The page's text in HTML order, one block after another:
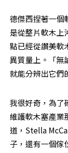
德傑西捏著一個
是從整片軟木上
點已經從讚美軟
異質量上。「無
就能分辨出它們
我很好奇，為了
維護軟木塞產業
道，Stella
子，還有一個傢